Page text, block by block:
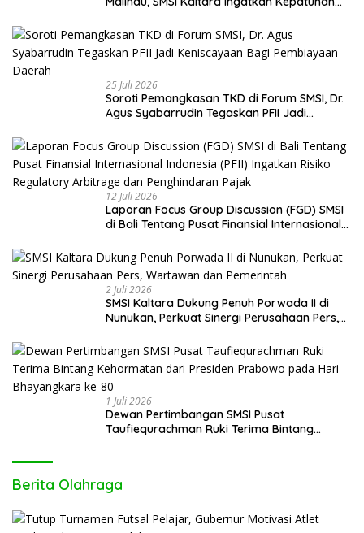
25 Juli 2026
Soroti Pemangkasan TKD di Forum SMSI, Dr.
Agus Syabarrudin Tegaskan PFII Jadi
12 Juli 2026
Laporan Focus Group Discussion (FGD) SMSI
di Bali Tentang Pusat Finansial Internasional
Arbitrage dan Penghindaran Pajak
2 Juli 2026
SMSI Kaltara Dukung Penuh Porwada II di
Nunukan, Perkuat Sinergi Perusahaan Pers,
1 Juli 2026
Dewan Pertimbangan SMSI Pusat
Taufiequrachman Ruki Terima Bintang
Berita Olahraga